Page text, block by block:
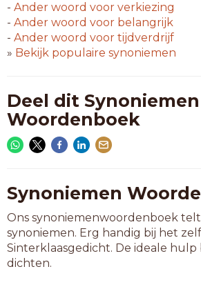
- Ander woord voor verkiezing
- Ander woord voor belangrijk
- Ander woord voor tijdverdrijf
» Bekijk populaire synoniemen
Deel dit Synoniemen
Woordenboek
Synoniemen
Ons synoniemenwoordenboek
synoniemen. Erg handig bij het
Sinterklaasgedicht. De ideale hulp
dichten.